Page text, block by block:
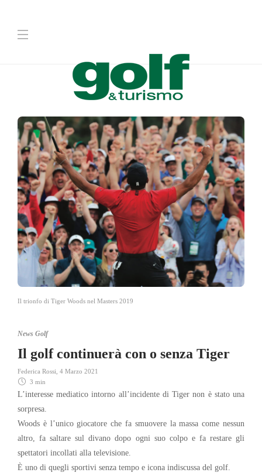
Il trionfo di Tiger Woods nel Masters 2019
News Golf
Il golf continuerà con o senza Tiger
Federica Rossi 4 Marzo 2021
3 min
L’interesse mediatico intorno all’incidente di Tiger non è stato una
sorpresa.
Woods è l’unico giocatore che fa smuovere la massa come nessun
altro, fa saltare sul divano dopo ogni suo colpo e fa restare gli
spettatori incollati alla televisione.
È uno di quegli sportivi senza tempo e icona indiscussa del golf.